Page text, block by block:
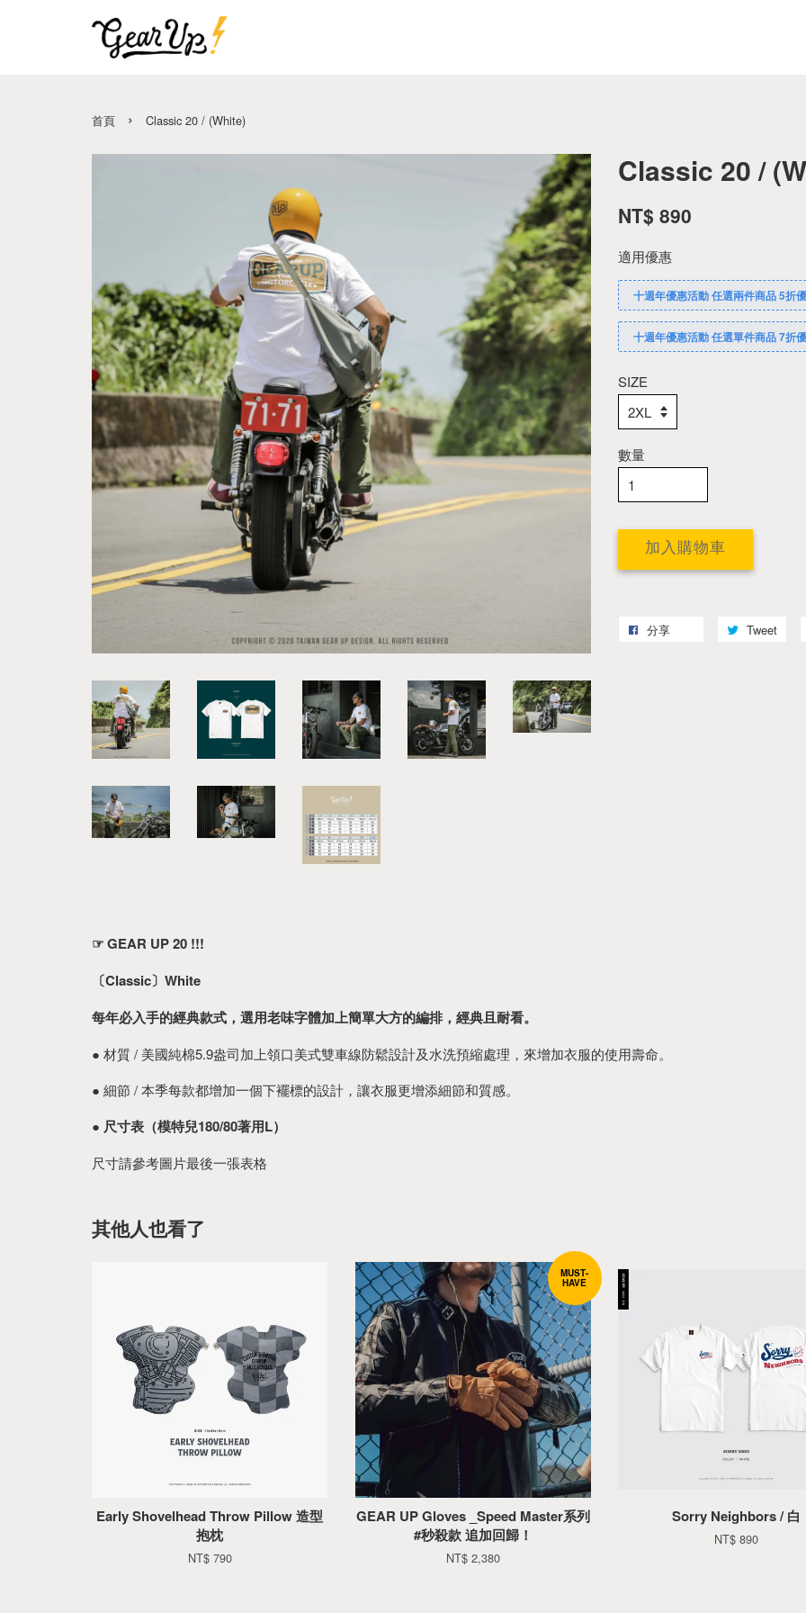
首頁 › Classic 20 / (White)
Classic 20 /
NT$ 890
適用優惠
十週年優惠活動 任選兩件商品 5折
十週年優惠活動 任選單件商品 7折
SIZE
數量
加入購物車
分享 Tweet
☞ GEAR UP 20 !!!
〔Classic〕White
每年必入手的經典款式，選用老味字體加上簡單大方的編排，經典且耐看。
● 材質 / 美國純棉5.9盎司加上領口美式雙車線防鬆設計及水洗預縮處理，來增加衣服的使用壽命。
● 細節 / 本季每款都增加一個下襬標的設計，讓衣服更增添細節和質感。
● 尺寸表（模特兒180/80著用L）
尺寸請參考圖片最後一張表格
其他人也看了
Early Shovelhead Throw Pillow 造型
抱枕
NT$ 790
MUST-
HAVE
GEAR UP Gloves _Speed Master系列
#秒殺款 追加回歸！
NT$ 2,380
Sorry Neighbors / 白
NT$ 890